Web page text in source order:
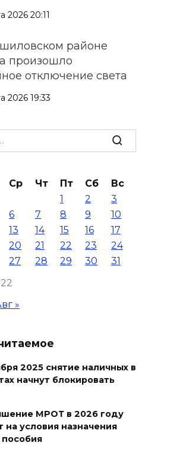
2026 20:11
районе
произошло
отключение света
2026 19:33
падел и пилон: в
области
поздравил
строителей с
2026 18:35
Падение
2026 18:30
2026 18:29
Ср Чт Пт Сб
Вс
1
2
3
6 7 8 9
10
13 14 15 16
17
20 21 22 23
24
27 28 29 30 31
»
2025 снятие наличных в
начнут блокировать
МРОТ в 2026 году
на условия назначения